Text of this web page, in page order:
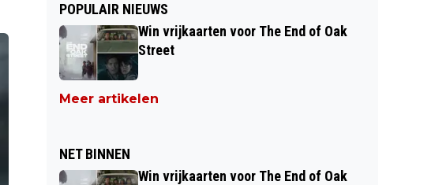
POPULAIR NIEUWS
Win vrijkaarten voor The End of Oak
Street
Meer artikelen
NET BINNEN
Win vrijkaarten voor The End of Oak